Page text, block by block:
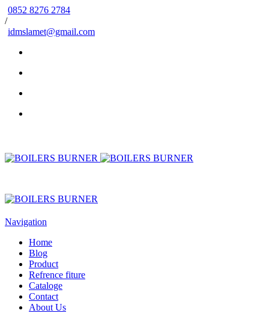
0852 8276 2784
/
idmslamet@gmail.com
Navigation
Home
Blog
Product
Refrence fiture
Cataloge
Contact
About Us